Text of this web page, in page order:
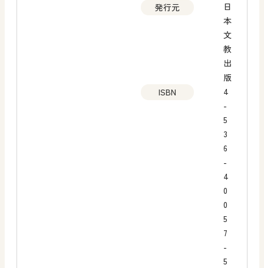
発行元
日
本
文
教
出
版
ISBN
4
-
5
3
6
-
4
0
0
5
7
-
5